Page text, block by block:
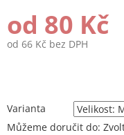
od 80 Kč
od 66 Kč bez DPH
Varianta
Můžeme doručit do: